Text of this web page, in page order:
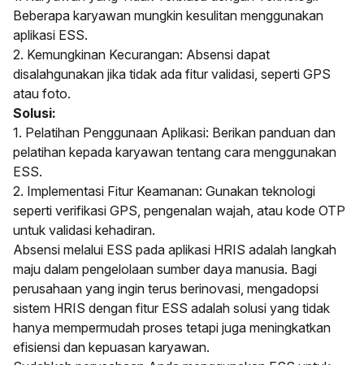
Beberapa karyawan mungkin kesulitan menggunakan
aplikasi ESS.
2. Kemungkinan Kecurangan: Absensi dapat
disalahgunakan jika tidak ada fitur validasi, seperti GPS
atau foto.
Solusi:
1. Pelatihan Penggunaan Aplikasi: Berikan panduan dan
pelatihan kepada karyawan tentang cara menggunakan
ESS.
2. Implementasi Fitur Keamanan: Gunakan teknologi
seperti verifikasi GPS, pengenalan wajah, atau kode OTP
untuk validasi kehadiran.
Absensi melalui ESS pada aplikasi HRIS adalah langkah
maju dalam pengelolaan sumber daya manusia. Bagi
perusahaan yang ingin terus berinovasi, mengadopsi
sistem HRIS dengan fitur ESS adalah solusi yang tidak
hanya mempermudah proses tetapi juga meningkatkan
efisiensi dan kepuasan karyawan.